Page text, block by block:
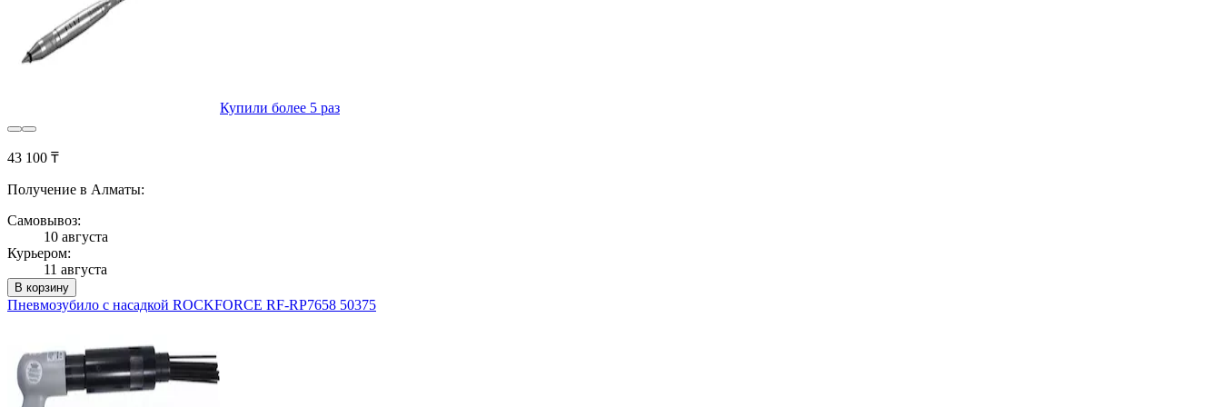
Купили более 5 раз
43 100 ₸
Получение в Алматы:
Самовывоз:
10 августа
Курьером:
11 августа
В корзину
Пневмозубило с насадкой ROCKFORCE RF-RP7658 50375